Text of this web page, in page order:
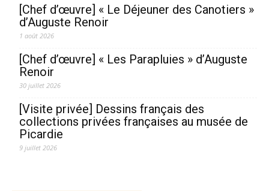
[Chef d’œuvre] « Le Déjeuner des Canotiers »
d’Auguste Renoir
1 août 2026
[Chef d’œuvre] « Les Parapluies » d’Auguste
Renoir
30 juillet 2026
[Visite privée] Dessins français des
collections privées françaises au musée de
Picardie
9 juillet 2026